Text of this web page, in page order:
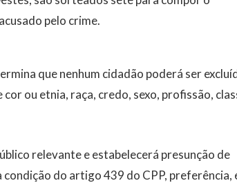
pelo crime.
que nenhum cidadão poderá ser
ou etnia, raça, credo, sexo, profissão,
relevante e estabelecerá presunção de
do artigo 439 do CPP, preferência,